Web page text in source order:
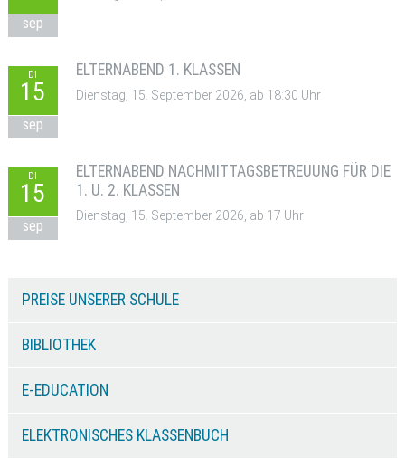
sep
DI
15
sep
ELTERNABEND 1. KLASSEN
Dienstag, 15. September 2026, ab 18:30 Uhr
DI
15
sep
ELTERNABEND NACHMITTAGSBETREUUNG FÜR DIE
1. U. 2. KLASSEN
Dienstag, 15. September 2026, ab 17 Uhr
PREISE UNSERER SCHULE
BIBLIOTHEK
E-EDUCATION
ELEKTRONISCHES KLASSENBUCH